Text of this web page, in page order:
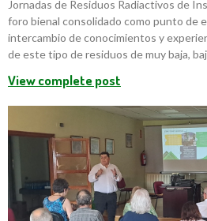
Jornadas de Residuos Radiactivos de
foro bienal consolidado como punto de
intercambio de conocimientos y
de este tipo de residuos de muy baja,
View complete post